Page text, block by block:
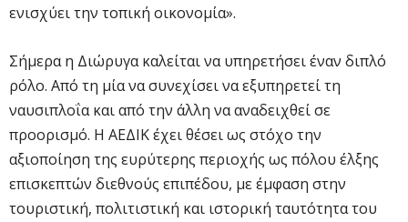
ενισχύει την τοπική οικονομία».
Σήμερα η Διώρυγα καλείται να υπηρετήσει έναν διπλό
ρόλο. Από τη μία να συνεχίσει να εξυπηρετεί τη
ναυσιπλοΐα και από την άλλη να αναδειχθεί σε
προορισμό. Η ΑΕΔΙΚ έχει θέσει ως στόχο την
αξιοποίηση της ευρύτερης περιοχής ως πόλου έλξης
επισκεπτών διεθνούς επιπέδου, με έμφαση στην
τουριστική, πολιτιστική και ιστορική ταυτότητα του